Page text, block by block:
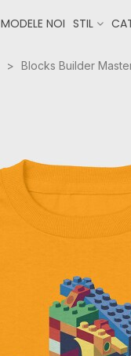
MODELE NOI STIL
> Blocks Builder